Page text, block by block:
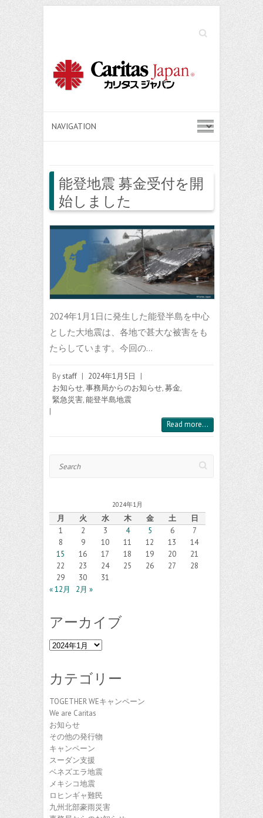
Search
能登地震 募金受付を開
始しました
2024年1月1日に発生した能登半島を中心
とした大地震は、各地で甚大な被害をも
たらしています。今回の…
Bystaff | 2024年1月5日
|
お知らせ,事務局からのお知らせ,募金,
緊急災害,能登半島地震
|
Read more...
2024年1月
月 火 水 木 金 土
日
1
2 3 4 5 6
7
8
9 10 11 12 13
14
15
16 17 18 19 20
21
22
23 24 25 26 27
28
29
30
31
« 12月
2月 »
アーカイブ
ア
イ
カテゴリー
TOGETHER WEキャンペーン
We are Caritas
お知らせ
その他の発行物
キャンペーン
スーダン支援
ベネズエラ地震
メキシコ地震
ロヒンギャ難民
九州北部豪雨災害